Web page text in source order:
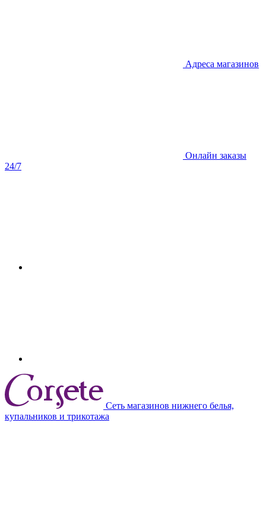
Адреса магазинов
Онлайн заказы
24/7
Сеть магазинов нижнего белья,
купальников и трикотажа